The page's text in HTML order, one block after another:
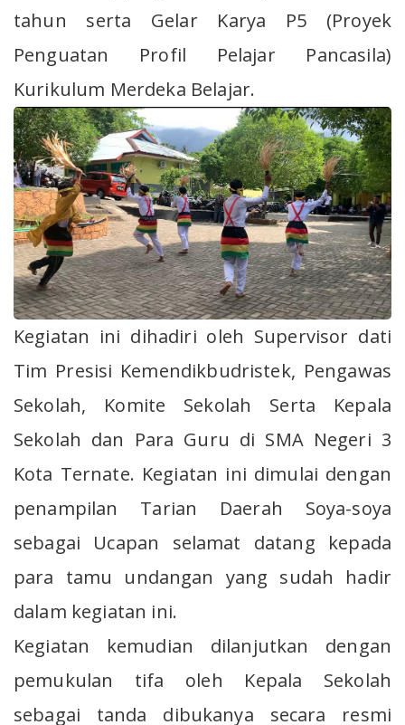
tahun serta Gelar Karya P5 (Proyek
Penguatan Profil Pelajar Pancasila)
Kurikulum Merdeka Belajar.
Kegiatan ini dihadiri oleh Supervisor dati
Tim Presisi Kemendikbudristek, Pengawas
Sekolah, Komite Sekolah Serta Kepala
Sekolah dan Para Guru di SMA Negeri 3
Kota Ternate. Kegiatan ini dimulai dengan
penampilan Tarian Daerah Soya-soya
sebagai Ucapan selamat datang kepada
para tamu undangan yang sudah hadir
dalam kegiatan ini.
Kegiatan kemudian dilanjutkan dengan
pemukulan tifa oleh Kepala Sekolah
sebagai tanda dibukanya secara resmi